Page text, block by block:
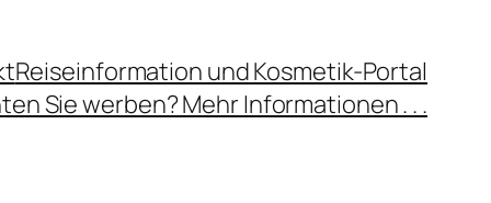
Reiseinformation und Kosmetik-Portal
Sie werben? Mehr Informationen . . .